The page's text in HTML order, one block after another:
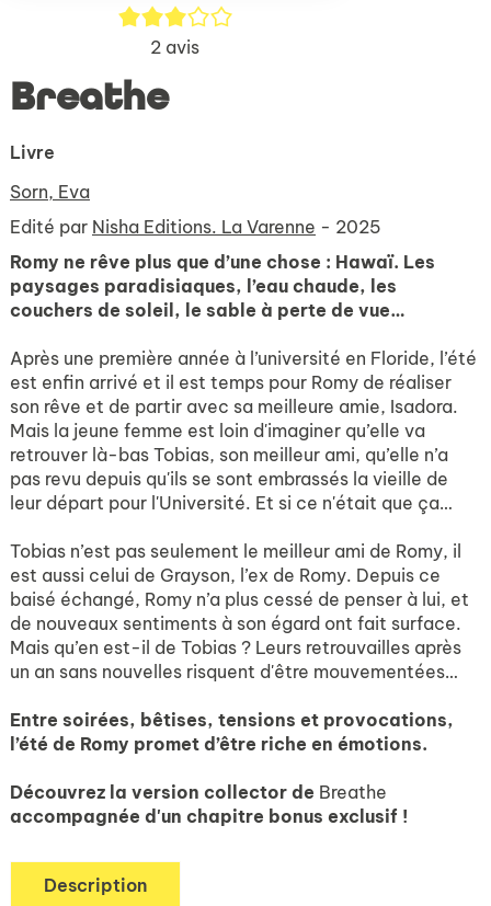
3/5
2 avis
Breathe
Livre
Sorn, Eva
Edité par Nisha Editions. La Varenne - 2025
Romy ne rêve plus que d’une chose : Hawaï. Les
paysages paradisiaques, l’eau chaude, les
couchers de soleil, le sable à perte de vue…
Après une première année à l’université en Floride, l’été
est enfin arrivé et il est temps pour Romy de réaliser
son rêve et de partir avec sa meilleure amie, Isadora.
Mais la jeune femme est loin d'imaginer qu’elle va
retrouver là-bas Tobias, son meilleur ami, qu’elle n’a
pas revu depuis qu'ils se sont embrassés la vieille de
leur départ pour l'Université. Et si ce n'était que ça…
Tobias n’est pas seulement le meilleur ami de Romy, il
est aussi celui de Grayson, l’ex de Romy. Depuis ce
baisé échangé, Romy n’a plus cessé de penser à lui, et
de nouveaux sentiments à son égard ont fait surface.
Mais qu’en est-il de Tobias ? Leurs retrouvailles après
un an sans nouvelles risquent d'être mouvementées…
Entre soirées, bêtises, tensions et provocations,
l’été de Romy promet d’être riche en émotions.
Découvrez la version collector de Breathe
accompagnée d'un chapitre bonus exclusif !
Description